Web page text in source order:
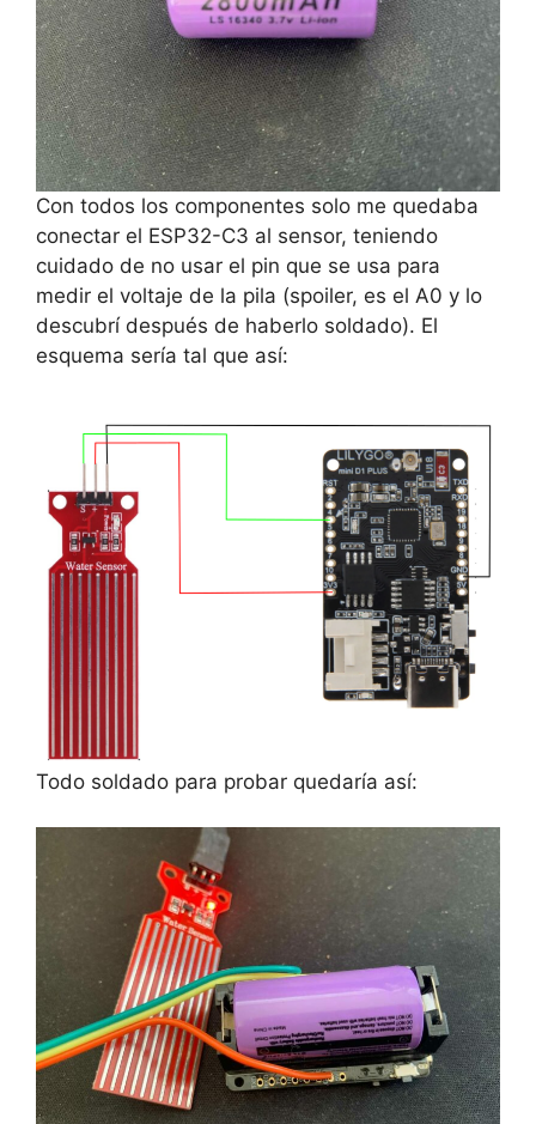
Con todos los componentes solo me quedaba
conectar el ESP32-C3 al sensor, teniendo
cuidado de no usar el pin que se usa para
medir el voltaje de la pila (spoiler, es el A0 y lo
descubrí después de haberlo soldado). El
esquema sería tal que así:
Todo soldado para probar quedaría así: